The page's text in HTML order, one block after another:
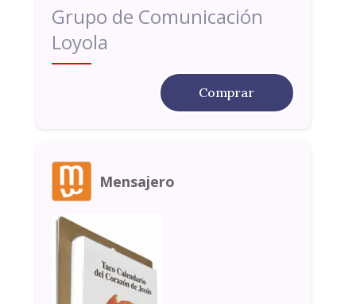
Grupo de Comunicación
Loyola
Comprar
Mensajero